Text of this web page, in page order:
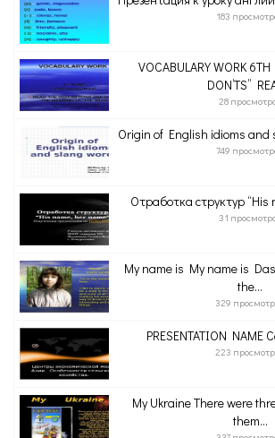
183
VOCABULARY WORK
DON’TS”
28
Origin of English idioms and
749
Отработка структур “His
31
My name is My name is
the...
329
PRESENTATION NAME
223
My Ukraine There were
them...